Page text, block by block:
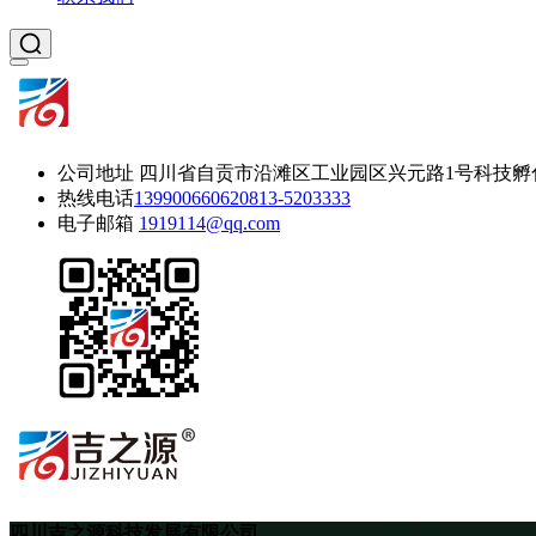
公司地址 四川省自贡市沿滩区工业园区兴元路1号科技孵
热线电话139900660620813-5203333
电子邮箱 1919114@qq.com